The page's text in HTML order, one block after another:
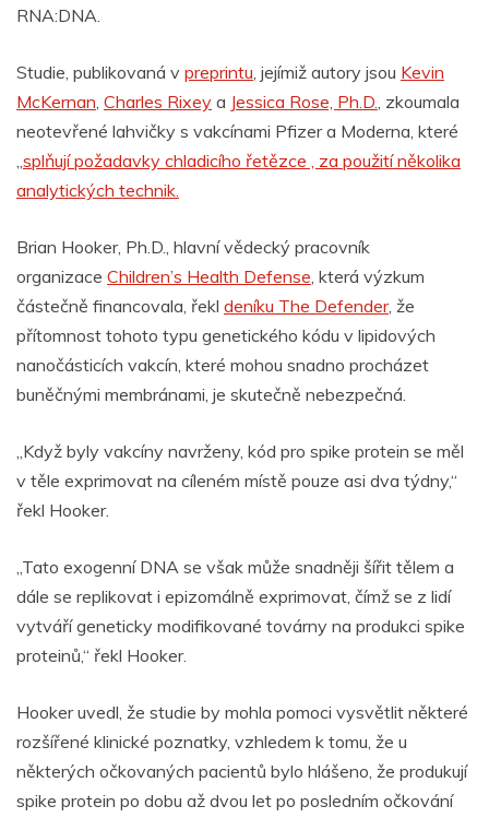
RNA:DNA.
Studie, publikovaná v preprintu, jejímiž autory jsou Kevin
McKernan, Charles Rixey a Jessica Rose, Ph.D., zkoumala
neotevřené lahvičky s vakcínami Pfizer a Moderna, které
„splňují požadavky chladicího řetězce , za použití několika
analytických technik.
Brian Hooker, Ph.D., hlavní vědecký pracovník
organizace Children’s Health Defense, která výzkum
částečně financovala, řekl deníku The Defender, že
přítomnost tohoto typu genetického kódu v lipidových
nanočásticích vakcín, které mohou snadno procházet
buněčnými membránami, je skutečně nebezpečná.
„Když byly vakcíny navrženy, kód pro spike protein se měl
v těle exprimovat na cíleném místě pouze asi dva týdny,“
řekl Hooker.
„Tato exogenní DNA se však může snadněji šířit tělem a
dále se replikovat i epizomálně exprimovat, čímž se z lidí
vytváří geneticky modifikované továrny na produkci spike
proteinů,“ řekl Hooker.
Hooker uvedl, že studie by mohla pomoci vysvětlit některé
rozšířené klinické poznatky, vzhledem k tomu, že u
některých očkovaných pacientů bylo hlášeno, že produkují
spike protein po dobu až dvou let po posledním očkování